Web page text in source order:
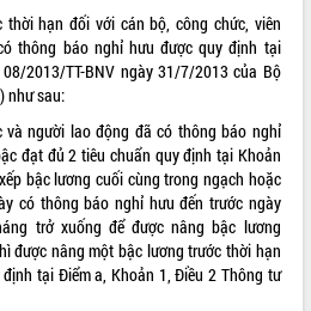
thời hạn đối với cán bộ, công chức, viên
thông báo nghỉ hưu được quy định tại
2013/TT-BNV ngày 31/7/2013 của Bộ
như sau:
và người lao động đã có thông báo nghỉ
đạt đủ 2 tiêu chuẩn quy định tại Khoản
bậc lương cuối cùng trong ngạch hoặc
có thông báo nghỉ hưu đến trước ngày
trở xuống để được nâng bậc lương
được nâng một bậc lương trước thời hạn
tại Điểm a, Khoản 1, Điều 2 Thông tư